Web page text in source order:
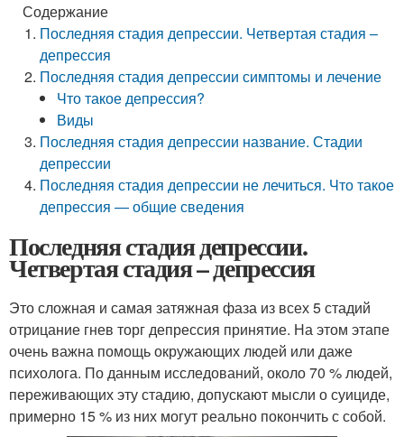
Содержание
Последняя стадия депрессии. Четвертая стадия –
депрессия
Последняя стадия депрессии симптомы и лечение
Что такое депрессия?
Виды
Последняя стадия депрессии название. Стадии
депрессии
Последняя стадия депрессии не лечиться. Что такое
депрессия — общие сведения
Последняя стадия депрессии.
Четвертая стадия – депрессия
Это сложная и самая затяжная фаза из всех 5 стадий
отрицание гнев торг депрессия принятие. На этом этапе
очень важна помощь окружающих людей или даже
психолога. По данным исследований, около 70 % людей,
переживающих эту стадию, допускают мысли о суициде,
примерно 15 % из них могут реально покончить с собой.